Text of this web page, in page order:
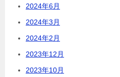
2024年6月
2024年3月
2024年2月
2023年12月
2023年10月